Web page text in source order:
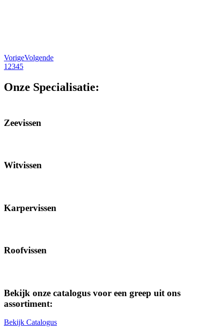
VorigeVolgende
12345
Onze Specialisatie:
Zeevissen
Witvissen
Karpervissen
Roofvissen
Bekijk onze catalogus voor een greep uit ons
assortiment:
Bekijk Catalogus